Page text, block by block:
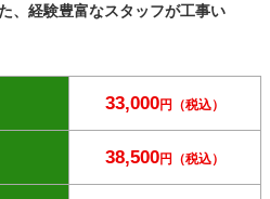
、経験豊富なスタッフが工事い
33,000円（税込）
38,500円（税込）